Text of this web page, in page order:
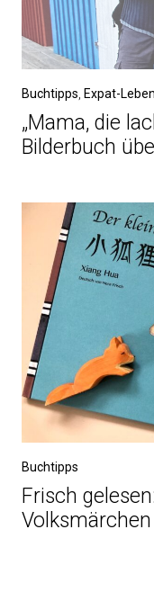
Buchtipps, Expat-Leben
„Mama, die
Bilderbuch
Buchtipps
Frisch